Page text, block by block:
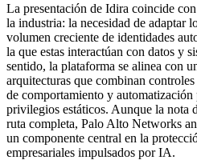
La presentación de Idira coincide
la industria: la necesidad de adaptar
volumen creciente de identidades
la que estas interactúan con datos y
sentido, la plataforma se alinea con
arquitecturas que combinan
de comportamiento y
privilegios estáticos. Aunque la nota
ruta completa, Palo Alto Networks
un componente central en la
empresariales impulsados por IA.